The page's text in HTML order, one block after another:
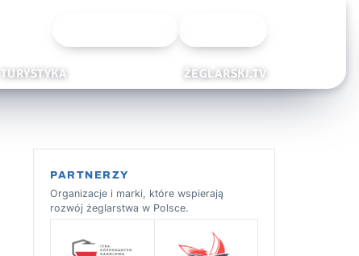
TURYSTYKA ŻEGLARSKI.TV
PARTNERZY
Organizacje i marki, które wspierają
rozwój żeglarstwa w Polsce.